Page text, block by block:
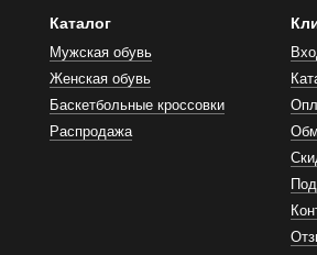
Каталог
Мужская обувь
Женская обувь
Баскетбольные кроссовки
Распродажа